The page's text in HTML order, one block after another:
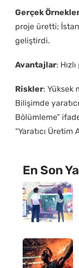
Gerçek
proje üretti;
geliştirdi.
Avantajlar:
Riskler: Yüksek
Bilişimde
Bölümleme”
“Yaratıcı
En Son